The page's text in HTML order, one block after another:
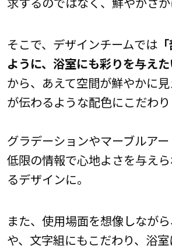
そこで、デザインチームでは
ように、浴室にも彩りを与えた
から、あえて空間が鮮やかに
が伝わるような配色にこだわり
グラデーションやマーブルア
低限の情報で心地よさを与え
るデザインに。
また、使用場面を想像しなが
や、文字組にもこだわり、浴